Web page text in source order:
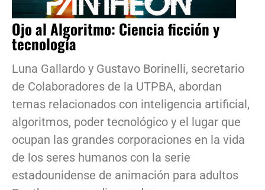
Ojo al Algoritmo: Ciencia ficción y
tecnología
Luna Gallardo y Gustavo Borinelli, secretario
de Colaboradores de la UTPBA, abordan
temas relacionados con inteligencia artificial,
algoritmos, poder tecnológico y el lugar que
ocupan las grandes corporaciones en la vida
de los seres humanos con la serie
estadounidense de animación para adultos